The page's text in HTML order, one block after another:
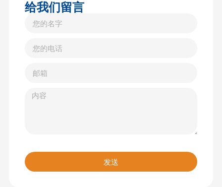
给我们留言
发送